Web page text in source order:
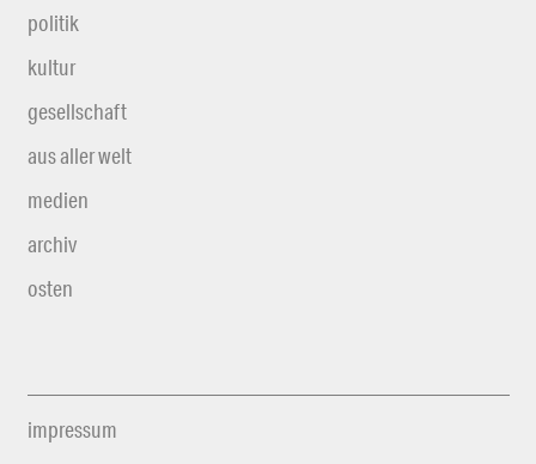
politik
kultur
gesellschaft
aus aller welt
medien
archiv
osten
impressum